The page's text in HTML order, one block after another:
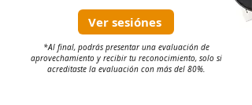
Ver sesiónes
*Al final, podrás presentar una evaluación de
aprovechamiento y recibir tu reconocimiento, solo si
acreditaste la evaluación con más del 80%.